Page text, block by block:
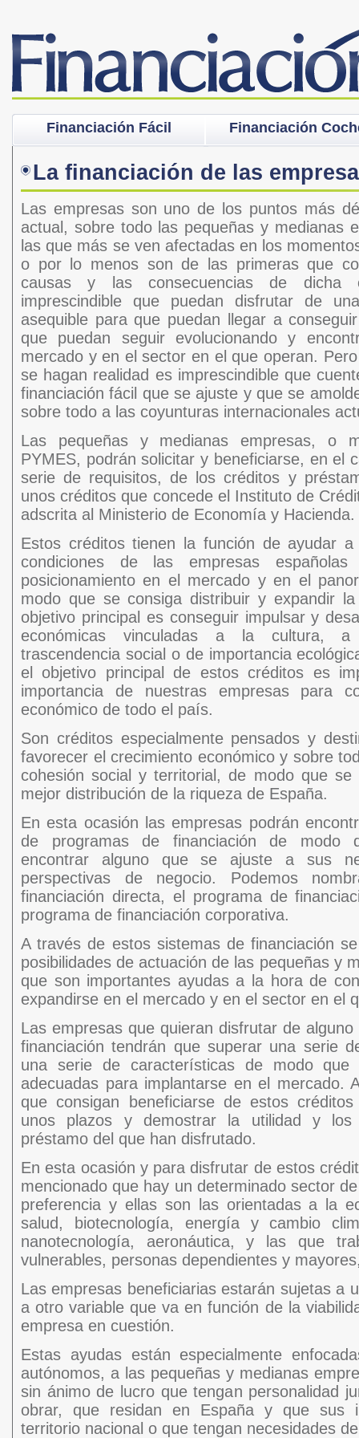
Financiación Fácil Financiación
La financiación de las
Las empresas son uno de los puntos más
actual, sobre todo las pequeñas y medianas
las que más se ven afectadas en los
o por lo menos son de las primeras que
causas y las consecuencias de
imprescindible que puedan disfrutar de
asequible para que puedan llegar a
que puedan seguir evolucionando y
mercado y en el sector en el que operan.
se hagan realidad es imprescindible que
financiación fácil que se ajuste y que se
sobre todo a las coyunturas internacionales
Las pequeñas y medianas empresas, o
PYMES, podrán solicitar y beneficiarse, en el
serie de requisitos, de los créditos y
unos créditos que concede el Instituto de
adscrita al Ministerio de Economía y Hacienda.
Estos créditos tienen la función de ayudar
condiciones de las empresas
posicionamiento en el mercado y en el
modo que se consiga distribuir y expandir
objetivo principal es conseguir impulsar y
económicas vinculadas a la cultura,
trascendencia social o de importancia
el objetivo principal de estos créditos es
importancia de nuestras empresas para
económico de todo el país.
Son créditos especialmente pensados y
favorecer el crecimiento económico y sobre
cohesión social y territorial, de modo que se
mejor distribución de la riqueza de España.
En esta ocasión las empresas podrán
de programas de financiación de modo
encontrar alguno que se ajuste a sus
perspectivas de negocio. Podemos
financiación directa, el programa de
programa de financiación corporativa.
A través de estos sistemas de financiación
posibilidades de actuación de las pequeñas y
que son importantes ayudas a la hora de
expandirse en el mercado y en el sector en el
Las empresas que quieran disfrutar de
financiación tendrán que superar una serie
una serie de características de modo
adecuadas para implantarse en el mercado.
que consigan beneficiarse de estos
unos plazos y demostrar la utilidad y los
préstamo del que han disfrutado.
En esta ocasión y para disfrutar de estos
mencionado que hay un determinado sector
preferencia y ellas son las orientadas a la
salud, biotecnología, energía y cambio
nanotecnología, aeronáutica, y las que
vulnerables, personas dependientes y
Las empresas beneficiarias estarán sujetas a
a otro variable que va en función de la
empresa en cuestión.
Estas ayudas están especialmente
autónomos, a las pequeñas y medianas
sin ánimo de lucro que tengan personalidad
obrar, que residan en España y que sus
territorio nacional o que tengan necesidades